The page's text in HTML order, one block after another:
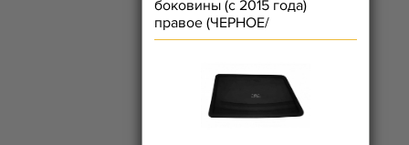
боковины (с 2015 года)
правое (ЧЕРНОЕ/
ТОНИРОВАННОЕ)